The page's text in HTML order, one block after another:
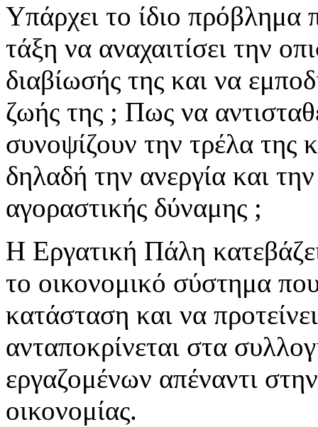
Υπάρχει το ίδιο πρόβλημα
τάξη να αναχαιτίσει την
διαβίωσής της και να
ζωής της ; Πως να
συνοψίζουν την τρέλα της
δηλαδή την ανεργία και
αγοραστικής δύναμης ;
Η Εργατική Πάλη
το οικονομικό σύστημα
κατάσταση και να
ανταποκρίνεται στα
εργαζομένων απέναντι
οικονομίας.